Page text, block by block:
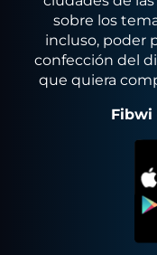
sobre los
incluso, poder
confección del
que quiera
Fibwi